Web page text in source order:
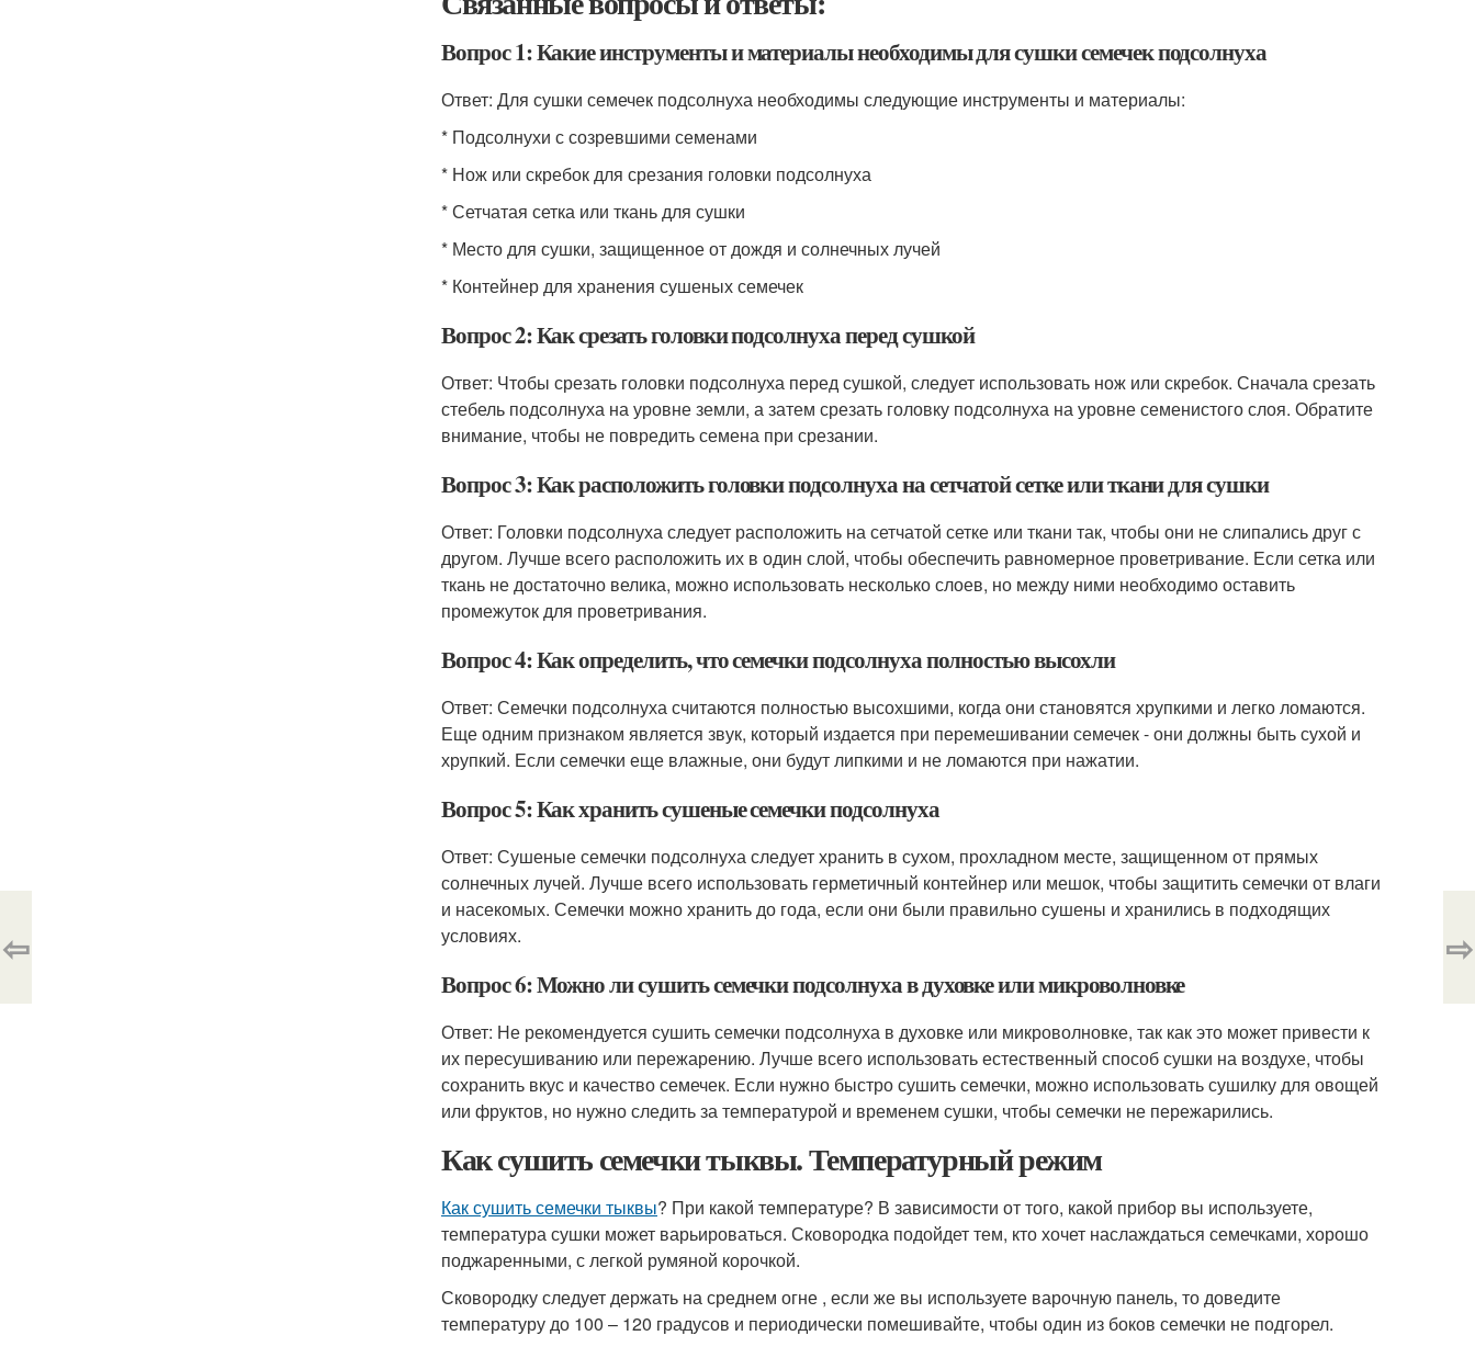
Вопрос 1: Какие инструменты и материалы необходимы для сушки семечек подсолнуха
Ответ: Для сушки семечек подсолнуха необходимы следующие инструменты и материалы:
* Подсолнухи с созревшими семенами
* Нож или скребок для срезания головки подсолнуха
* Сетчатая сетка или ткань для сушки
* Место для сушки, защищенное от дождя и солнечных лучей
* Контейнер для хранения сушеных семечек
Вопрос 2: Как срезать головки подсолнуха перед сушкой
Ответ: Чтобы срезать головки подсолнуха перед сушкой, следует использовать нож или скребок. Сначала срезать
стебель подсолнуха на уровне земли, а затем срезать головку подсолнуха на уровне семенистого слоя. Обратите
внимание, чтобы не повредить семена при срезании.
Вопрос 3: Как расположить головки подсолнуха на сетчатой сетке или ткани для сушки
Ответ: Головки подсолнуха следует расположить на сетчатой сетке или ткани так, чтобы они не слипались друг с
другом. Лучше всего расположить их в один слой, чтобы обеспечить равномерное проветривание. Если сетка или
ткань не достаточно велика, можно использовать несколько слоев, но между ними необходимо оставить
промежуток для проветривания.
Вопрос 4: Как определить, что семечки подсолнуха полностью высохли
Ответ: Семечки подсолнуха считаются полностью высохшими, когда они становятся хрупкими и легко ломаются.
Еще одним признаком является звук, который издается при перемешивании семечек - они должны быть сухой и
хрупкий. Если семечки еще влажные, они будут липкими и не ломаются при нажатии.
Вопрос 5: Как хранить сушеные семечки подсолнуха
Ответ: Сушеные семечки подсолнуха следует хранить в сухом, прохладном месте, защищенном от прямых
солнечных лучей. Лучше всего использовать герметичный контейнер или мешок, чтобы защитить семечки от влаги
и насекомых. Семечки можно хранить до года, если они были правильно сушены и хранились в подходящих
условиях.
Вопрос 6: Можно ли сушить семечки подсолнуха в духовке или микроволновке
Ответ: Не рекомендуется сушить семечки подсолнуха в духовке или микроволновке, так как это может привести к
их пересушиванию или пережарению. Лучше всего использовать естественный способ сушки на воздухе, чтобы
сохранить вкус и качество семечек. Если нужно быстро сушить семечки, можно использовать сушилку для овощей
или фруктов, но нужно следить за температурой и временем сушки, чтобы семечки не пережарились.
Как сушить семечки тыквы. Температурный режим
Как сушить семечки тыквы? При какой температуре? В зависимости от того, какой прибор вы используете,
температура сушки может варьироваться. Сковородка подойдет тем, кто хочет наслаждаться семечками, хорошо
поджаренными, с легкой румяной корочкой.
Сковородку следует держать на среднем огне , если же вы используете варочную панель, то доведите
температуру до 100 – 120 градусов и периодически помешивайте, чтобы один из боков семечки не подгорел.
⇦ ⇨